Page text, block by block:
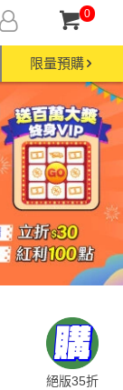
0
限量預購
絕版35折